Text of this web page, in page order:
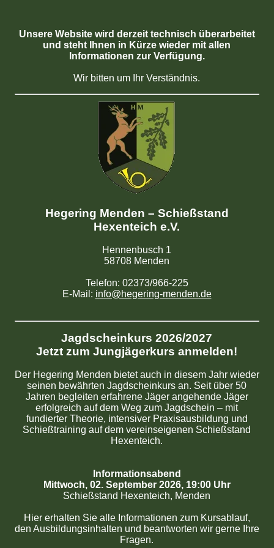
Unsere Website wird derzeit technisch überarbeitet
und steht Ihnen in Kürze wieder mit allen
Informationen zur Verfügung.
Wir bitten um Ihr Verständnis.
Hegering Menden – Schießstand
Hexenteich e.V.
Hennenbusch 1
58708 Menden
Telefon: 02373/966-225
E-Mail: info@hegering-menden.de
Jagdscheinkurs 2026/2027
Jetzt zum Jungjägerkurs anmelden!
Der Hegering Menden bietet auch in diesem Jahr wieder
seinen bewährten Jagdscheinkurs an. Seit über 50
Jahren begleiten erfahrene Jäger angehende Jäger
erfolgreich auf dem Weg zum Jagdschein – mit
fundierter Theorie, intensiver Praxisausbildung und
Schießtraining auf dem vereinseigenen Schießstand
Hexenteich.
Informationsabend
Mittwoch, 02. September 2026, 19:00 Uhr
Schießstand Hexenteich, Menden
Hier erhalten Sie alle Informationen zum Kursablauf,
den Ausbildungsinhalten und beantworten wir gerne Ihre
Fragen.